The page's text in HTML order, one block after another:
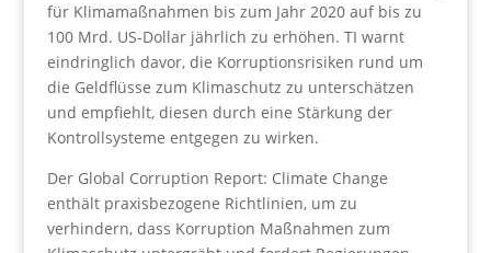
für Klimamaßnahmen bis zum Jahr 2020 auf bis zu
100 Mrd. US-Dollar jährlich zu erhöhen. TI warnt
eindringlich davor, die Korruptionsrisiken rund um
die Geldflüsse zum Klimaschutz zu unterschätzen
und empfiehlt, diesen durch eine Stärkung der
Kontrollsysteme entgegen zu wirken.
Der Global Corruption Report: Climate Change
enthält praxisbezogene Richtlinien, um zu
verhindern, dass Korruption Maßnahmen zum